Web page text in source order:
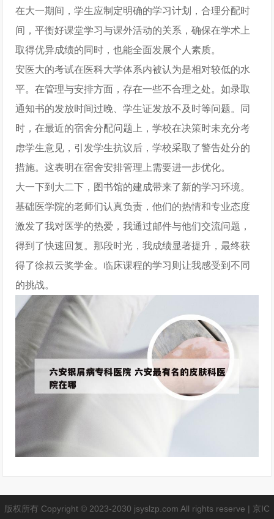
在大一期间，学生应制定明确的学习计划，合理分配时
间，平衡好课堂学习与课外活动的关系，确保在学术上
取得优异成绩的同时，也能全面发展个人素质。
安医大的考试在医科大学体系内被认为是相对较低的水
平。在管理与安排方面，存在一些不合理之处。如录取
通知书的发放时间过晚、学生证发放不及时等问题。同
时，在最近的宿舍分配问题上，学校在决策时未充分考
虑学生意见，引发学生抗议后，学校采取了警告处分的
措施。这表明在宿舍安排管理上需要进一步优化。
大一下到大二下，图书馆的建成带来了新的学习环境。
基础医学院的老师们认真负责，他们的热情和专业态度
激发了我对医学的热爱，我通过邮件与他们交流问题，
得到了快速回复。那段时光，我成绩显著提升，最终获
得了徐叔云奖学金。临床课程的学习则让我感受到不同
的挑战。
版权所有 Copyright © 2023-2030 jsyslzp.com All rights reserve | 京IC